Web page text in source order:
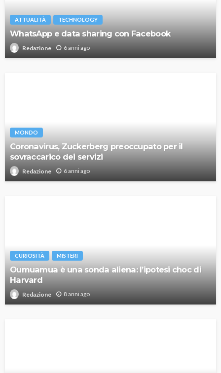
ATTUALITÀ TECHNOLOGY
WhatsApp e data sharing con Facebook
Redazione 6 anni ago
MONDO
Coronavirus, Zuckerberg preoccupato per il
sovraccarico dei servizi
Redazione 6 anni ago
CURIOSITÀ MISTERI
Oumuamua è una sonda aliena: l’ipotesi choc di
Harvard
Redazione 8 anni ago